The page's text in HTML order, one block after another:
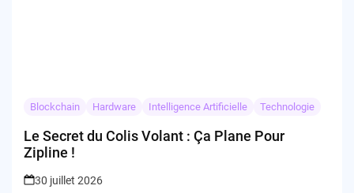
Blockchain Hardware Intelligence Artificielle Technologie
Le Secret du Colis Volant : Ça Plane Pour
Zipline !
30 juillet 2026